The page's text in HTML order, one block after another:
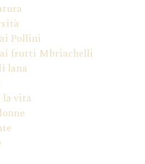
Pollini
frutti Mbriachelli
lana
la vita